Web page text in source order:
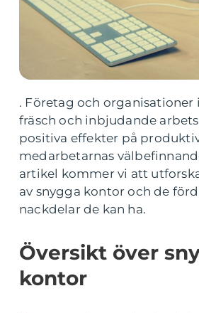
. Företag och organisationer
fräsch och inbjudande
positiva effekter på
medarbetarnas
artikel kommer vi att
av snygga kontor och de
nackdelar de kan ha.
Översikt över
kontor